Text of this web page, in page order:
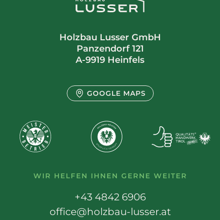
Holzbau Lusser GmbH
Panzendorf 121
A-9919 Heinfels
GOOGLE MAPS
WIR HELFEN IHNEN GERNE WEITER
+43 4842 6906
office@holzbau-lusser.at